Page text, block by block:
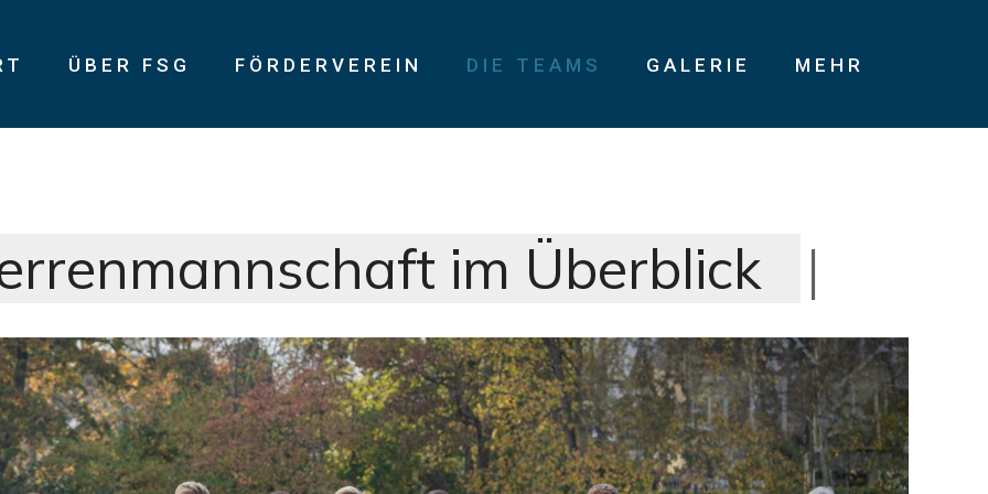
ÜBER FSG FÖRDERVEREIN DIE TEAMS GALERIE MEHR
Unsere I. H |